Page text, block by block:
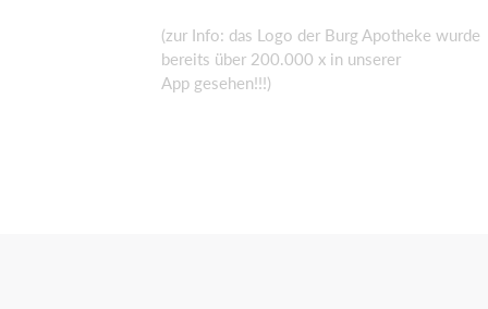
(zur Info: das Logo der Burg Apotheke wurde
bereits über 200.000 x in unserer
App gesehen!!!)